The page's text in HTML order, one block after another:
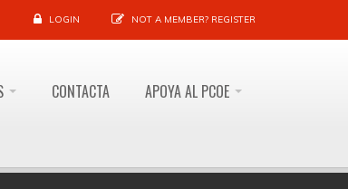
LOGIN NOT A MEMBER? REGISTER
CONTACTA APOYA AL PCOE